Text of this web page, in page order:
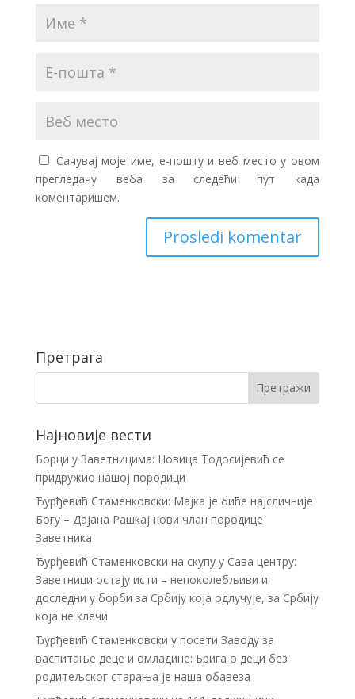
Сачувај моје име, е-пошту и веб место у овом
прегледачу веба за следећи пут када
коментаришем.
Претрага
Најновије вести
Борци у Заветницима: Новица Тодосијевић се
придружио нашој породици
Ђурђевић Стаменковски: Мајка је биће најсличније
Богу – Дајана Рашкај нови члан породице
Заветника
Ђурђевић Стаменковски на скупу у Сава центру:
Заветници остају исти – непоколебљиви и
доследни у борби за Србију која одлучује, за Србију
која не клечи
Ђурђевић Стаменковски у посети Заводу за
васпитање деце и омладине: Брига о деци без
родитељског старања је наша обавеза